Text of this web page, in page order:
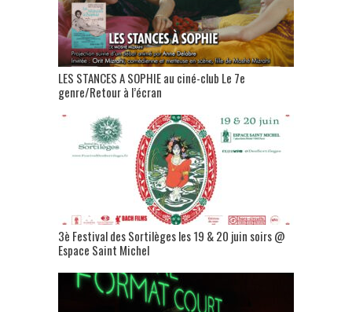
LES STANCES A SOPHIE au ciné-club Le 7e
genre/Retour à l’écran
3è Festival des Sortilèges les 19 & 20 juin soirs @
Espace Saint Michel